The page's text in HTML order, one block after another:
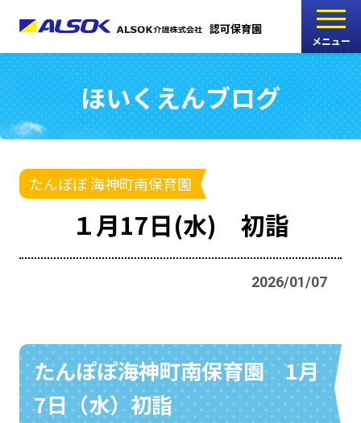
認可保育園
メニュー
こどもの家
志木中宗岡保育園
たんぽぽ
西船橋駅前保育園
RECRUIT
ほいくえんブログ
たんぽぽ 海神町南保育園
１月17日(水) 初詣
2026/01/07
たんぽぽ海神町南保育園 1月
7日（水）初詣